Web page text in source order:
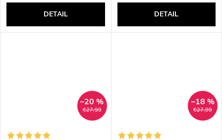
DETAIL DETAIL
€27,99
–20 %
€27,99
–18 %